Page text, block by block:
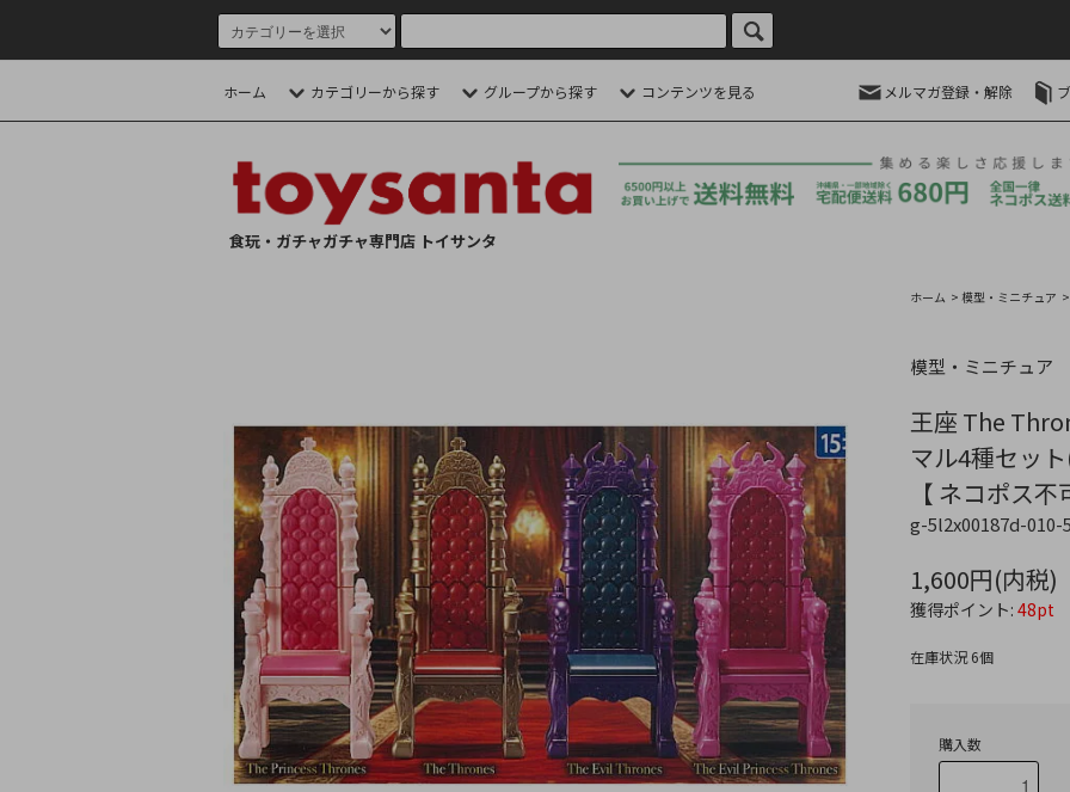
ホーム カテゴリーから探す グループから探す コンテンツを見る メルマガ登録・解除
食玩・ガチャガチャ専門店 トイサンタ
ホーム > 模型・ミニチュア >
模型・ミニチュア
王座 The
マル4種セッ
【 ネコポス不
g-5l2x00187d-010-
1,600円(内税)
獲得ポイント: 48pt
在庫状況 6個
購入数